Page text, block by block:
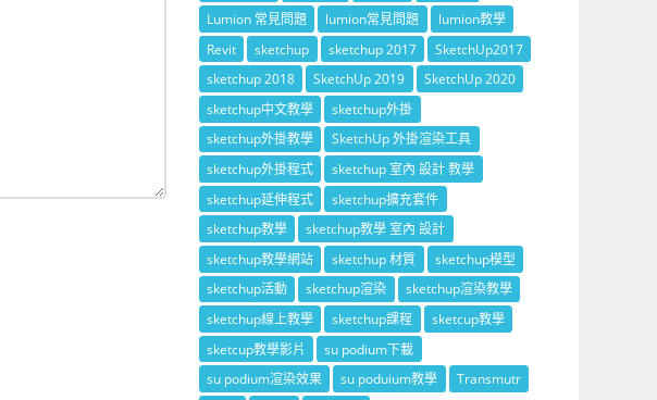
Lumion 常見問題
lumion常見問題
lumion教學
Revit
sketchup sketchup 2017
SketchUp2017
sketchup 2018
SketchUp 2019
SketchUp 2020
sketchup中文教學
sketchup外掛
sketchup外掛教學
SketchUp 外掛渲染工具
sketchup外掛程式
sketchup 室內 設計 教學
sketchup延伸程式
sketchup擴充套件
sketchup教學
sketchup教學 室內 設計
sketchup教學網站
sketchup 材質
sketchup模型
sketchup活動
sketchup渲染
sketchup渲染教學
sketchup線上教學
sketchup課程
sketcup教學
sketcup教學影片
su podium下載
su podium渲染效果
su poduium教學
Transmutr